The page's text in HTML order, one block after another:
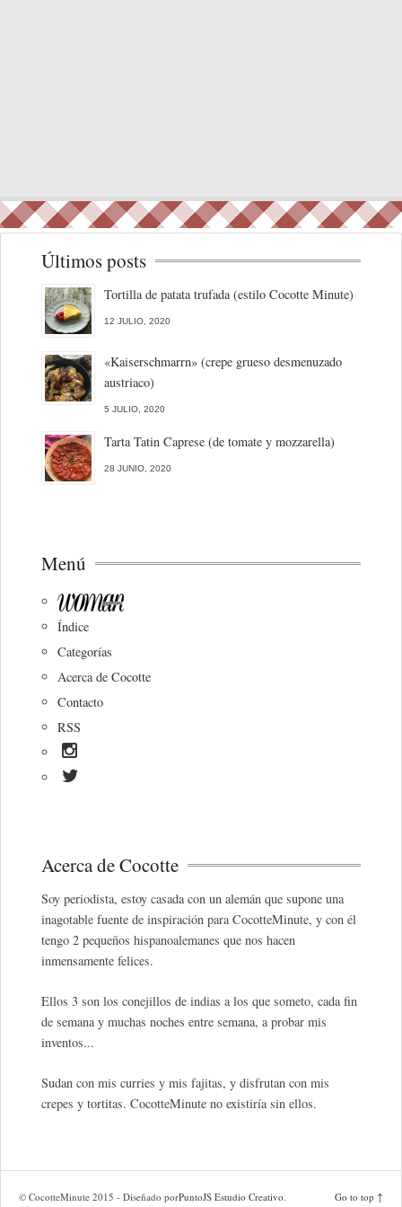
Últimos posts
Tortilla de patata trufada (estilo Cocotte Minute)
12 JULIO, 2020
«Kaiserschmarrn» (crepe grueso desmenuzado
austriaco)
5 JULIO, 2020
Tarta Tatin Caprese (de tomate y mozzarella)
28 JUNIO, 2020
Menú
Índice
Categorías
Acerca de Cocotte
Contacto
RSS
Acerca de Cocotte
Soy periodista, estoy casada con un alemán que supone una
inagotable fuente de inspiración para CocotteMinute, y con él
tengo 2 pequeños hispanoalemanes que nos hacen
inmensamente felices.
Ellos 3 son los conejillos de indias a los que someto, cada fin
de semana y muchas noches entre semana, a probar mis
inventos...
Sudan con mis curries y mis fajitas, y disfrutan con mis
crepes y tortitas. CocotteMinute no existiría sin ellos.
© CocotteMinute 2015 - Diseñado porPuntoJS Estudio Creativo Go to top ↑